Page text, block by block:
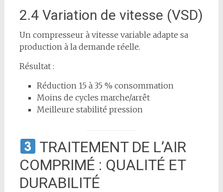
2.4 Variation de vitesse (VSD)
Un compresseur à vitesse variable adapte sa
production à la demande réelle.
Résultat :
Réduction 15 à 35 % consommation
Moins de cycles marche/arrêt
Meilleure stabilité pression
TRAITEMENT DE L’AIR
COMPRIMÉ : QUALITÉ ET
DURABILITÉ